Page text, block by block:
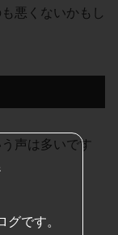
悪くないかもし
声は多いです
です。